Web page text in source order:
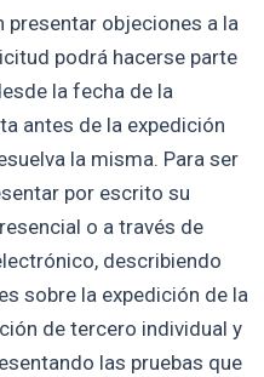
presentar objeciones a la
podrá hacerse parte
la fecha de la
antes de la expedición
la misma. Para ser
por escrito su
o a través de
describiendo
sobre la expedición de la
de tercero individual y
las pruebas que